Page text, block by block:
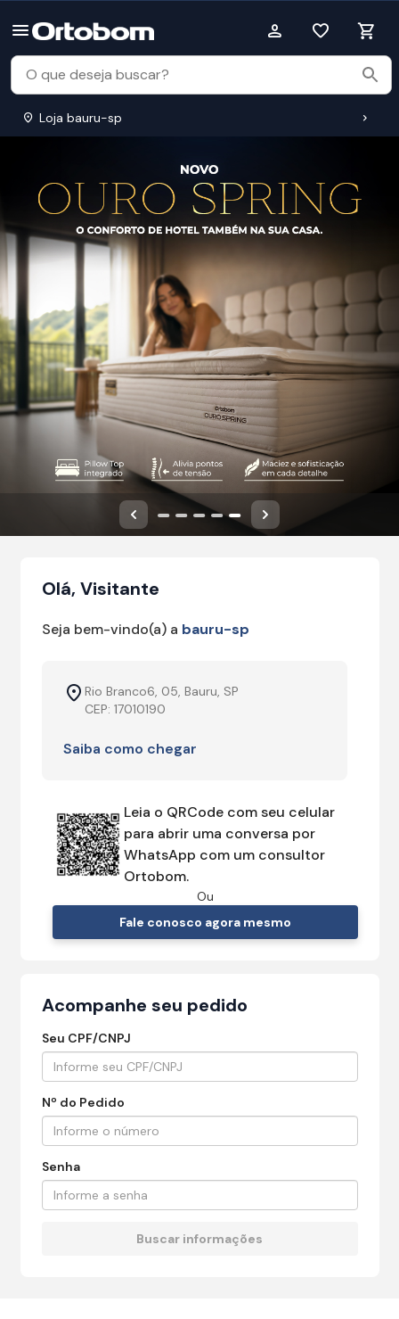
Loja bauru-sp
Anterior Próximo
Olá, Visitante
Seja bem-vindo(a) a bauru-sp
Rio Branco6, 05, Bauru, SP
CEP: 17010190
Saiba como chegar
Leia o QRCode com seu celular
para abrir uma conversa por
WhatsApp com um consultor
Ortobom.
Ou
Fale conosco agora mesmo
Acompanhe seu pedido
Seu CPF/CNPJ
Nº do Pedido
Senha